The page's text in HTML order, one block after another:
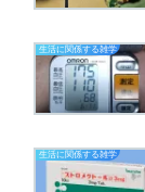
生活に関係する雑学
生活に関係する雑学